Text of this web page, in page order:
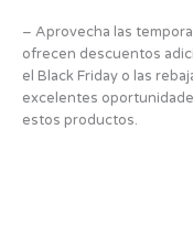
– Aprovecha las
ofrecen descuentos
el Black Friday o las
excelentes
estos productos.